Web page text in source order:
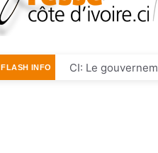
FLASH INFO
CI: Le